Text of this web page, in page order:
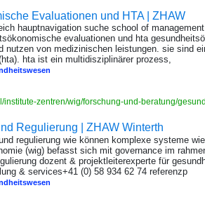
Evaluationen und HTA | ZHAW
hauptnavigation suche school of
evaluationen und hta
nutzen von medizinischen leistungen. sie sind
hta ist ein multidisziplinärer prozess,
institute-zentren/wig/forschung-und-beratung/
Regulierung | ZHAW Winterth
regulierung wie können komplexe systeme
(wig) befasst sich mit governance im
dozent & projektleiterexperte für
& services+41 (0) 58 934 62 74 referenzp